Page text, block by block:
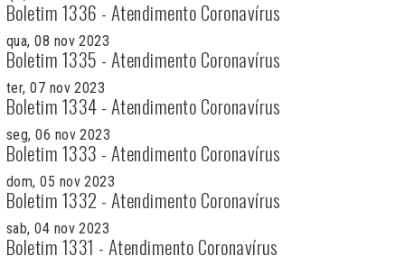
Boletim 1336 - Atendimento Coronavírus
qua, 08 nov 2023
Boletim 1335 - Atendimento Coronavírus
ter, 07 nov 2023
Boletim 1334 - Atendimento Coronavírus
seg, 06 nov 2023
Boletim 1333 - Atendimento Coronavírus
dom, 05 nov 2023
Boletim 1332 - Atendimento Coronavírus
sab, 04 nov 2023
Boletim 1331 - Atendimento Coronavírus